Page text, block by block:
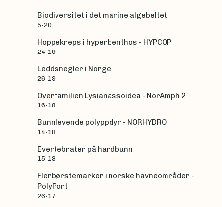
Biodiversitet i det marine algebeltet
5-20
Hoppekreps i hyperbenthos - HYPCOP
24-19
Leddsnegler i Norge
26-19
Overfamilien Lysianassoidea - NorAmph 2
16-18
Bunnlevende polyppdyr - NORHYDRO
14-18
Evertebrater på hardbunn
15-18
Flerbørstemarker i norske havneområder -
PolyPort
26-17